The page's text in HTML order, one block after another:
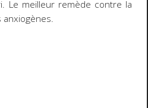
Le meilleur remède contre la